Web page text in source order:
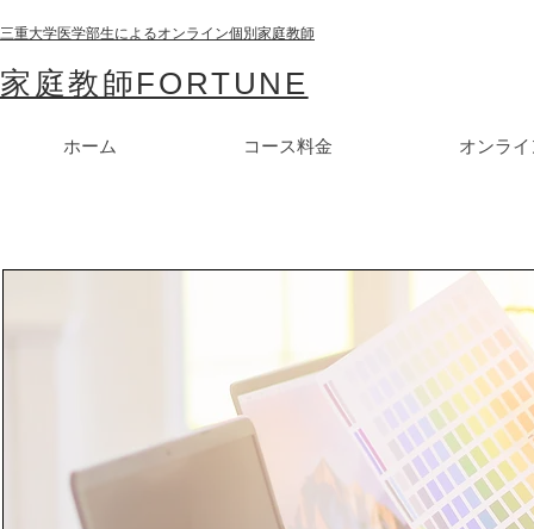
三重大学医学部生によるオンライン個別家庭教師
家庭教師FORTUNE
ホーム コース料金 オンラ